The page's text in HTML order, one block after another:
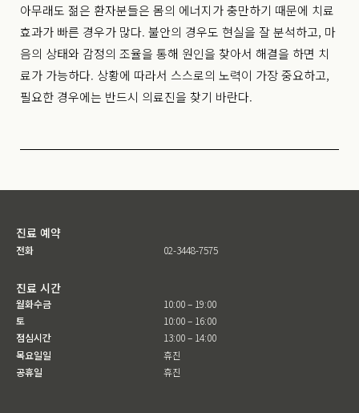
아무래도 젊은 환자분들은 몸의 에너지가 충만하기 때문에 치료
효과가 빠른 경우가 많다. 불안의 경우도 현실을 잘 분석하고, 마
음의 상태와 감정의 조율을 통해 원인을 찾아서 해결을 하면 치
료가 가능하다. 상황에 따라서 스스로의 노력이 가장 중요하고,
필요한 경우에는 반드시 의료진을 찾기 바란다.
진료 예약
전화 02-3448-7575
진료 시간
월화수금
토
점심시간
목요일일
공휴일
10:00 – 19:00
10:00 – 16:00
13:00 – 14:00
휴진
휴진